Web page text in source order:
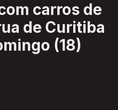
carros de
de Curitiba
(18)